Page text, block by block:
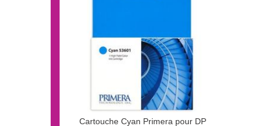
Cartouche Cyan Primera pour DP